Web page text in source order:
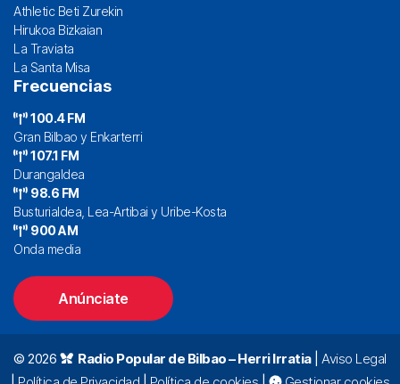
Athletic Beti Zurekin
Hirukoa Bizkaian
La Traviata
La Santa Misa
Frecuencias
100.4 FM
Gran Bilbao y Enkarterri
107.1 FM
Durangaldea
98.6 FM
Busturialdea, Lea-Artibai y Uribe-Kosta
900 AM
Onda media
Anúnciate
© 2026 Radio Popular de Bilbao – Herri Irratia| Aviso Legal